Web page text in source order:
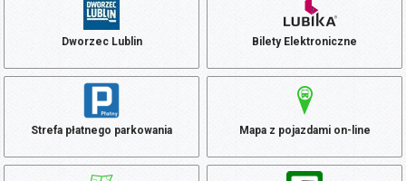
Dworzec Lublin Bilety Elektroniczne
Strefa płatnego parkowania Mapa z pojazdami on-line